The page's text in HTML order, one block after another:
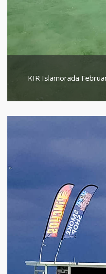
KIR Islamorada